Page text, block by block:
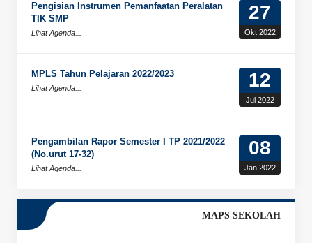
27
Okt 2022
Pengisian Instrumen Pemanfaatan Peralatan
TIK SMP
Lihat Agenda...
12
Jul 2022
MPLS Tahun Pelajaran 2022/2023
Lihat Agenda...
08
Jan 2022
Pengambilan Rapor Semester I TP 2021/2022
(No.urut 17-32)
Lihat Agenda...
MAPS SEKOLAH